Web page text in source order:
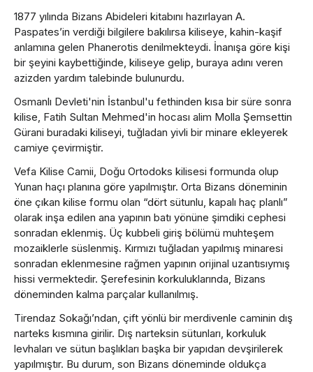
1877 yılında Bizans Abideleri kitabını hazırlayan A.
Paspates’in verdiği bilgilere bakılırsa kiliseye, kahin-kaşif
anlamına gelen Phanerotis denilmekteydi. İnanışa göre kişi
bir şeyini kaybettiğinde, kiliseye gelip, buraya adını veren
azizden yardım talebinde bulunurdu.
Osmanlı Devleti'nin İstanbul'u fethinden kısa bir süre sonra
kilise, Fatih Sultan Mehmed'in hocası alim Molla Şemsettin
Gürani buradaki kiliseyi, tuğladan yivli bir minare ekleyerek
camiye çevirmiştir.
Vefa Kilise Camii, Doğu Ortodoks kilisesi formunda olup
Yunan haçı planına göre yapılmıştır. Orta Bizans döneminin
öne çıkan kilise formu olan “dört sütunlu, kapalı haç planlı”
olarak inşa edilen ana yapının batı yönüne şimdiki cephesi
sonradan eklenmiş. Üç kubbeli giriş bölümü muhteşem
mozaiklerle süslenmiş. Kırmızı tuğladan yapılmış minaresi
sonradan eklenmesine rağmen yapının orijinal uzantısıymış
hissi vermektedir. Şerefesinin korkuluklarında, Bizans
döneminden kalma parçalar kullanılmış.
Tirendaz Sokağı’ndan, çift yönlü bir merdivenle caminin dış
narteks kısmına girilir. Dış narteksin sütunları, korkuluk
levhaları ve sütun başlıkları başka bir yapıdan devşirilerek
yapılmıştır. Bu durum, son Bizans döneminde oldukça